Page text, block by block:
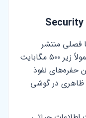
فصلی منتشر
می‌شوند. حجم آن‌ها بسیار کمتر و معمولاً زیر ۵۰۰ مگابایت
نفوذ
ظاهری در گوشی